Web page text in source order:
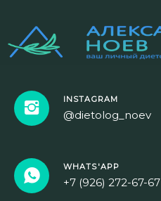
INSTAGRAM
@dietolog_noev
WHATS'APP
+7 (926) 272-67-67